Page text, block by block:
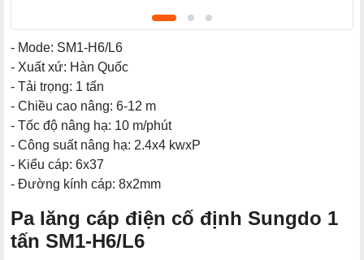
- Mode: SM1-H6/L6
- Xuất xứ: Hàn Quốc
- Tải trọng: 1 tấn
- Chiều cao nâng: 6-12 m
- Tốc độ nâng hạ: 10 m/phút
- Công suất nâng hạ: 2.4x4 kwxP
- Kiểu cáp: 6x37
- Đường kính cáp: 8x2mm
Pa lăng cáp điện cố định Sungdo 1
tấn SM1-H6/L6